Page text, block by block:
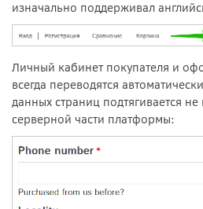
изначально поддерживал
Личный кабинет покупателя и
всегда переводятся
данных страниц подтягивается
серверной части платформы: